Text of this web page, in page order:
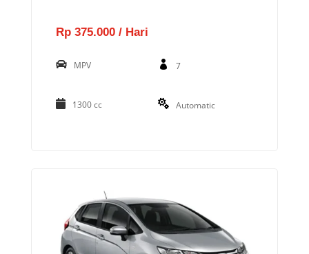
Rp 375.000 / Hari
MPV 7
1300 cc Automatic